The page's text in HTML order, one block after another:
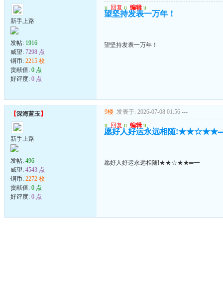
新手上路
发帖: 1916
威望: 7298 点
铜币: 2215 枚
贡献值: 0 点
好评度: 0 点
u 回复 u 编辑 u
望坚持发表一万年！
望坚持发表一万年！
【深海蓝玉】
新手上路
发帖: 496
威望: 4543 点
铜币: 2272 枚
贡献值: 0 点
好评度: 0 点
9楼 发表于: 2026-07-08 01:56 ---
u 回复 u 编辑 u
愿好人好运永远相随
愿好人好运永远相随!★★☆★★═━